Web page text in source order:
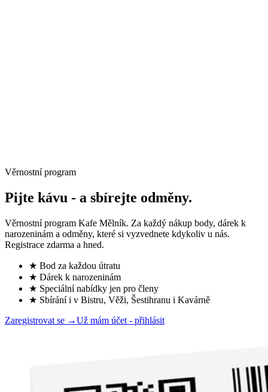
→
Věrnostní program
Pijte kávu - a sbírejte odměny.
Věrnostní program Kafe Mělník. Za každý nákup body, dárek k
narozeninám a odměny, které si vyzvednete kdykoliv u nás.
Registrace zdarma a hned.
★ Bod za každou útratu
★ Dárek k narozeninám
★ Speciální nabídky jen pro členy
★ Sbírání i v Bistru, Věži, Šestihranu i Kavárně
Zaregistrovat se →Už mám účet - přihlásit